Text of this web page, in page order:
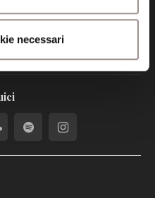
necessari
(PEC)